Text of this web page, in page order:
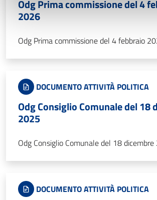
Odg Prima commissione del 4
2026
Odg Prima commissione del 4 febbraio
DOCUMENTO ATTIVITÀ POLITICA
Odg Consiglio Comunale del 18
2025
Odg Consiglio Comunale del 18
DOCUMENTO ATTIVITÀ POLITICA